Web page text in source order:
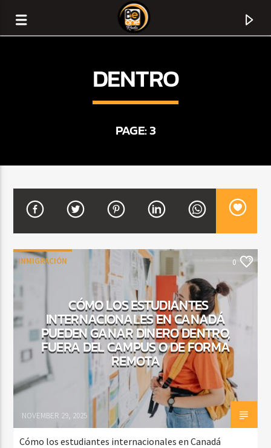
TITLE
ARTIST
CURRENT SHOW
VIBRAS TROPICALES
2:00 AM 4:00 AM
Beone Radio
DENTRO
PAGE: 3
INMIGRACIÓN 0
CÓMO LOS ESTUDIANTES
INTERNACIONALES EN CANADÁ
PUEDEN GANAR DINERO DENTRO,
FUERA DEL CAMPUS O DE FORMA
REMOTA
NOVEMBER 29, 2025
Cómo los estudiantes internacionales en Canadá